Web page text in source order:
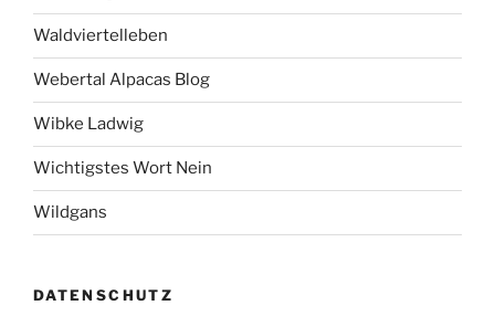
Waldviertelleben
Webertal Alpacas Blog
Wibke Ladwig
Wichtigstes Wort Nein
Wildgans
DATENSCHUTZ